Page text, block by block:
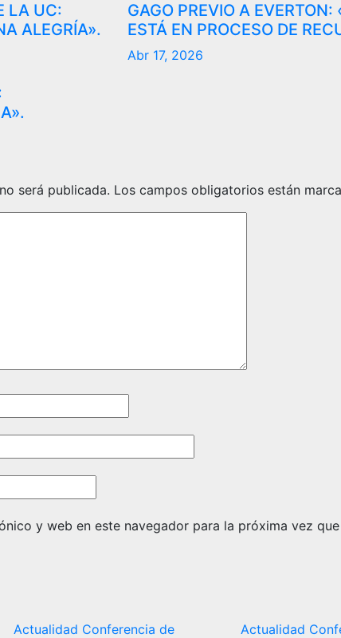
LA UC:
ALEGRÍA».
GAGO PREVIO A EVERTON:
ESTÁ EN PROCESO DE
Abr 17, 2026
será publicada. Los campos obligatorios están
y web en este navegador para la próxima vez
Actualidad Conferencia de
Actualidad